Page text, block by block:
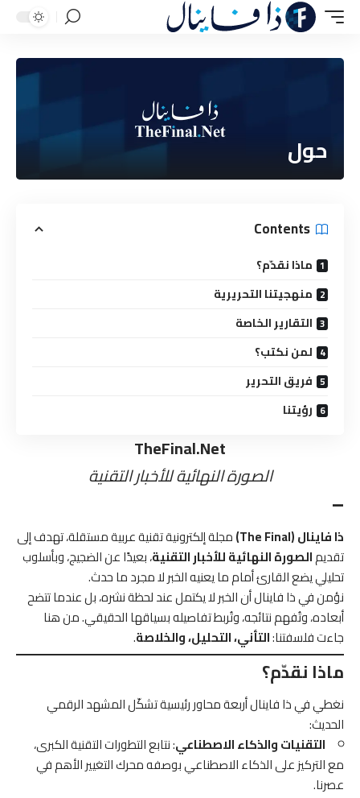
حول
Contents
ماذا نقدّم؟
منهجيتنا التحريرية
التقارير الخاصة
لمن نكتب؟
فريق التحرير
رؤيتنا
TheFinal.Net
الصورة النهائية للأخبار التقنية
–
ذا فاينال (The Final)
مجلة إلكترونية تقنية عربية مستقلة، تهدف إلى
تقديمالصورة النهائية للأخبار التقنية، بعيدًا عن الضجيج، وبأسلوب
تحليلي يضع القارئ أمام ما يعنيه الخبر لا مجرد ما حدث.
نؤمن في ذا فاينال أن الخبر لا يكتمل عند لحظة نشره، بل عندما تتضح
أبعاده، وتُفهم نتائجه، وتُربط تفاصيله بسياقها الحقيقي. من هنا
جاءت فلسفتنا:التأني، التحليل، والخلاصة.
ماذا نقدّم؟
نغطي في ذا فاينال أربعة محاور رئيسية تشكّل المشهد الرقمي
الحديث:
التقنيات والذكاء الاصطناعي: نتابع التطورات التقنية الكبرى،
مع التركيز على الذكاء الاصطناعي بوصفه محرك التغيير الأهم في
عصرنا.